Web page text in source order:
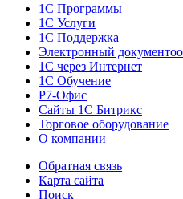
1С Программы
1С Услуги
1C Поддержка
Электронный
1С через Интернет
1С Обучение
Р7-Офис
Сайты 1С Битрикс
Торговое оборудование
О компании
Обратная связь
Карта сайта
Поиск